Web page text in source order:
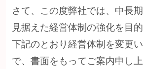
さて、この度弊社では、中長
見据えた経営体制の強化を目的
下記のとおり経営体制を変更
で、書面をもってご案内申し上